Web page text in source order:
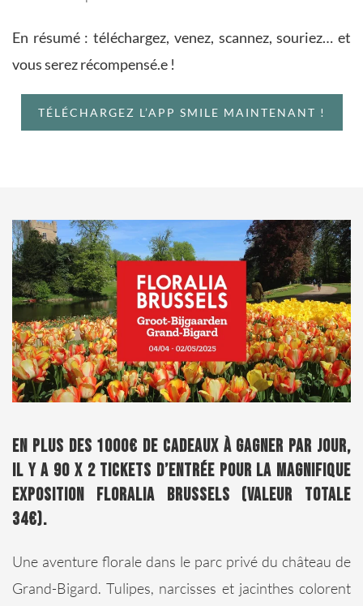
En résumé : téléchargez, venez, scannez, souriez… et
vous serez récompensé.e !
TÉLÉCHARGEZ L’APP SMILE MAINTENANT !
En plus des 1000€ de cadeaux à gagner par jour,
il y a 90 x 2 tickets d’entrée pour la magnifique
exposition FLORALIA BRUSSELS (valeur totale
34€).
Une aventure florale dans le parc privé du château de
Grand-Bigard. Tulipes, narcisses et jacinthes colorent